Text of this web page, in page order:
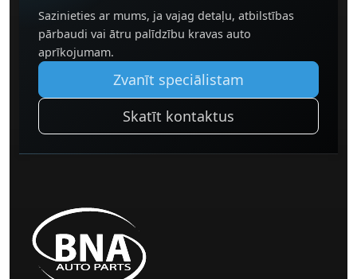
Sazinieties ar mums, ja vajag detaļu, atbilstības
pārbaudi vai ātru palīdzību kravas auto
aprīkojumam.
Zvanīt speciālistam
Skatīt kontaktus